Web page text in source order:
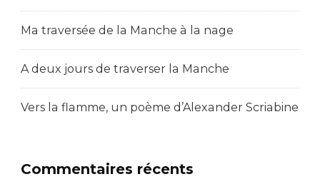
Ma traversée de la Manche à la nage
A deux jours de traverser la Manche
Vers la flamme, un poème d’Alexander Scriabine
Commentaires récents